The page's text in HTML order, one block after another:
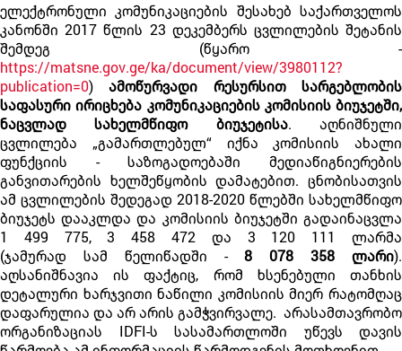
ელექტრონული კომუნიკაციების შესახებ საქართველოს
კანონში 2017 წლის 23 დეკემბერს ცვლილების შეტანის
შემდეგ (წყარო -
https://matsne.gov.ge/ka/document/view/3980112?
publication=0)ამოწურვადი რესურსით სარგებლობის
საფასური ირიცხება კომუნიკაციების კომისიის ბიუჯეტში,
ნაცვლად სახელმწიფო ბიუჯეტისა. აღნიშნული
ცვლილება „გამართლებულ“ იქნა კომისიის ახალი
ფუნქციის - საზოგადოებაში მედიაწიგნიერების
განვითარების ხელშეწყობის დამატებით. ცნობისათვის
ამ ცვლილების შედეგად 2018-2020 წლებში სახელმწიფო
ბიუჯეტს დააკლდა და კომისიის ბიუჯეტში გადაინაცვლა
1 499 775, 3 458 472 და 3 120 111 ლარმა
(ჯამურად სამ წელიწადში -8 078 358 ლარი).
აღსანიშნავია ის ფაქტიც, რომ ხსენებული თანხის
დეტალური ხარჯვითი ნაწილი კომისიის მიერ რატომღაც
დაფარულია და არ არის გამჭვირვალე. არასამთავრობო
ორგანიზაციას IDFI-ს სასამართლოში უწევს დავის